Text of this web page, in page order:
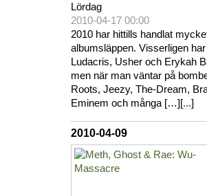
Lördag
2010-04-17 00:00
2010 har hittills handlat
albumsläppen. Visserligen
Ludacris, Usher och Erykah
men när man väntar på
Roots, Jeezy, The-Dream,
Eminem och många […][...]
2010-04-09